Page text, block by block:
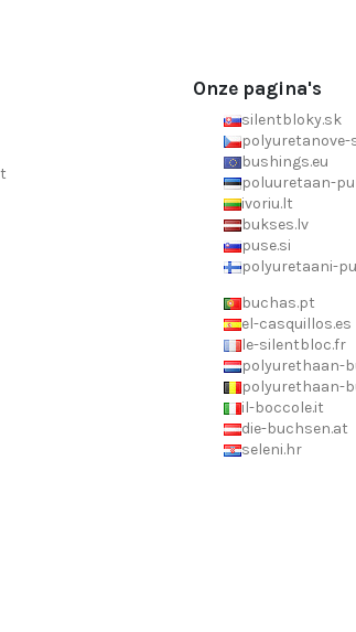
Onze pagina's
silentbloky.sk
polyuretanove-
bushings.eu
poluuretaan-
ivoriu.lt
bukses.lv
puse.si
polyuretaani-
buchas.pt
el-casquillos.es
le-silentbloc.fr
polyurethaan-
polyurethaan-
il-boccole.it
die-buchsen.at
seleni.hr